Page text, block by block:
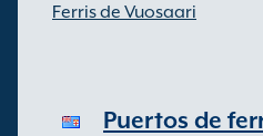
Ferris de Vuosaari
Puertos de